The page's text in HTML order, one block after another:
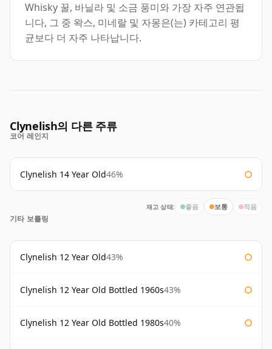
Whisky 꿀, 바닐라 및 소금 풍미와 가장 자주 연관됩
니다, 그 중 왁스, 미네랄 및 자몽은(는) 카테고리 평
균보다 더 자주 나타납니다.
Clynelish의 다른 주류
코어 레인지
Clynelish 14 Year Old46%
재고 상태: 좋음 보통 적음
기타 보틀링
Clynelish 12 Year Old43%
Clynelish 12 Year Old Bottled 1960s43%
Clynelish 12 Year Old Bottled 1980s40%